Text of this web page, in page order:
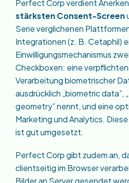
Perfect Corp verdient
stärksten Consent-Screen
Serie verglichenen
Integrationen (z. B. Cetaphil)
Einwilligungsmechanismus
Checkboxen: eine
Verarbeitung biometrischer
ausdrücklich „biometric data”,
geometry” nennt, und eine
Marketing und Analytics.
ist gut umgesetzt.
Perfect Corp gibt zudem an,
clientseitig im Browser